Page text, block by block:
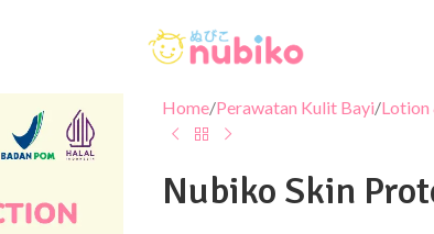
Home/Perawatan Kulit Bayi/Lotion
Nubiko Skin